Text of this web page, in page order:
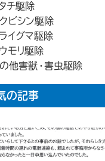
チ駆除
ビシン駆除
イグマ駆除
モリ駆除
他害獣・害虫駆除
の記事